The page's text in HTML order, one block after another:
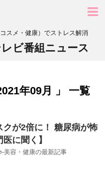
スメ・健康）でストレス解消
ビ番組ニュース
年09月 」 一覧
クが2倍に！ 糖尿病が怖
に聞く】
-美容・健康の最新記事